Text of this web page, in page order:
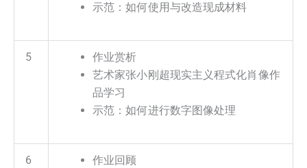
示范：如何使用与改造现成材料
5
作业赏析
艺术家张小刚超现实主义程式化肖像作
品学习
示范：如何进行数字图像处理
6
作业回顾